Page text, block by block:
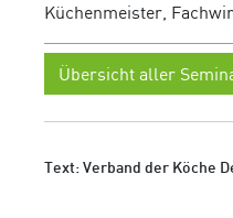
Küchenmeister,
Übersicht aller
Text: Verband der Köche